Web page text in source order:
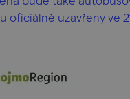
oficiálně uzavřeny ve